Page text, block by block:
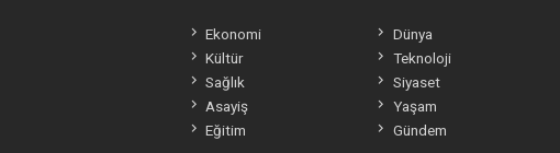
Ekonomi
Dünya
Kültür
Teknoloji
Sağlık
Siyaset
Asayiş
Yaşam
Eğitim
Gündem